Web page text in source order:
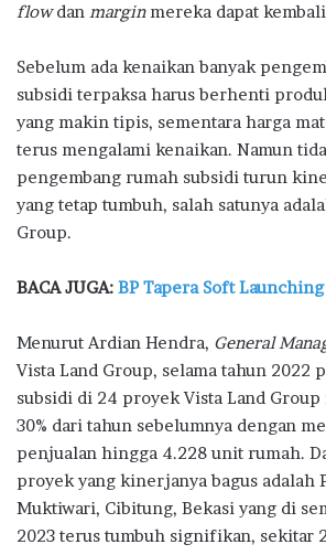
flowdan marginmereka dapat
Sebelum ada kenaikan banyak
subsidi terpaksa harus berhenti
yang makin tipis, sementara harga
terus mengalami kenaikan. Namun
pengembang rumah subsidi turun
yang tetap tumbuh, salah satunya
Group.
BACA JUGA: BP Tapera Soft
Menurut Ardian Hendra, General
Vista Land Group, selama tahun 2022
subsidi di 24 proyek Vista Land
30% dari tahun sebelumnya dengan
penjualan hingga 4.228 unit rumah.
proyek yang kinerjanya bagus adalah
Muktiwari, Cibitung, Bekasi yang di
2023 terus tumbuh signifikan, sekitar